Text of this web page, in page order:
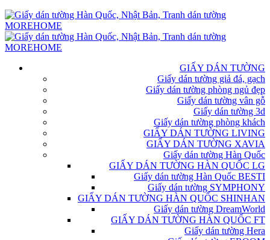
GIẤY DÁN TƯỜNG
Giấy dán tường giả đá, gạch
Giấy dán tường phòng ngủ đẹp
Giấy dán tường vân gỗ
Giấy dán tường 3d
Giấy dán tường phòng khách
GIẤY DÁN TƯỜNG LIVING
GIẤY DÁN TƯỜNG XAVIA
Giấy dán tường Hàn Quốc
GIẤY DÁN TƯỜNG HÀN QUỐC LG
Giấy dán tường Hàn Quốc BESTI
Giấy dán tường SYMPHONY
GIẤY DÁN TƯỜNG HÀN QUỐC SHINHAN
Giấy dán tường DreamWorld
GIẤY DÁN TƯỜNG HÀN QUỐC FT
Giấy dán tường Hera